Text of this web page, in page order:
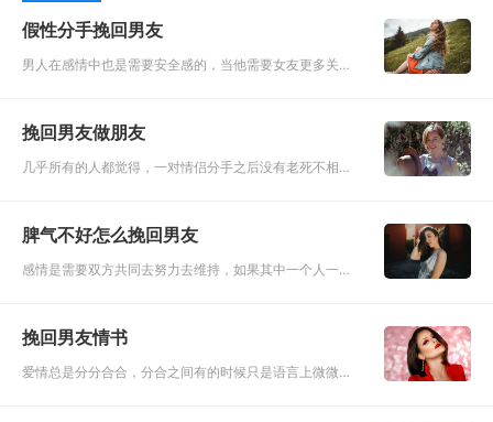
假性分手挽回男友
男人在感情中也是需要安全感的，当他需要女友更多关爱
手，但是内心却还是惦
挽回男友做朋友
几乎所有的人都觉得，一对情侣分手之后没有老死不相往
直到分开，这个途中
脾气不好怎么挽回男友
感情是需要双方共同去努力去维持，如果其中一个人一直
包容你，对你好，对
挽回男友情书
爱情总是分分合合，分合之间有的时候只是语言上微微过